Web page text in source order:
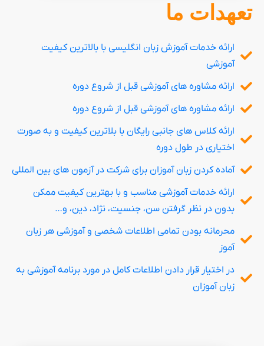
تعهدات ما
ارائه خدمات آموزش زبان انگلیسی با بالاترین کیفیت
آموزشی
ارائه مشاوره های آموزشی قبل از شروع دوره
ارائه مشاوره های آموزشی قبل از شروع دوره
ارائه کلاس های جانبی رایگان با بلاترین کیفیت و به صورت
اختیاری در طول دوره
آماده کردن زبان آموزان برای شرکت در آزمون های بین المللی
ارائه خدمات آموزشی مناسب و با بهترین کیفیت ممکن
بدون در نظر گرفتن سن، جنسیت، نژاد، دین، و…
محرمانه بودن تمامی اطلاعات شخصی و آموزشی هر زبان
آموز
در اختیار قرار دادن اطلاعات کامل در مورد برنامه آموزشی به
زبان آموزان